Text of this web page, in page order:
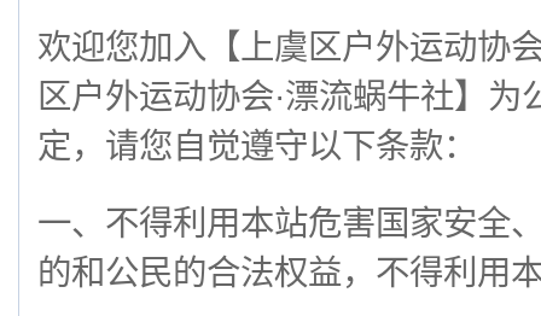
欢迎您加入【上虞区户外运动协
区户外运动协会·漂流蜗牛社】
定，请您自觉遵守以下条款：
一、不得利用本站危害国家安全
的和公民的合法权益，不得利用